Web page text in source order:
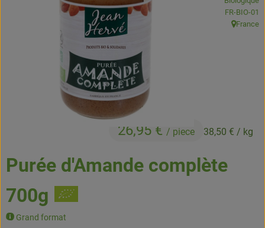
Accessoires et divers
Cosmétique et hygiène
Purée d'Amande complète
700g
Grand format
26,95 € / piece 38,50 € / kg
, Autorité
FR-BIO-01
, Origine:
France